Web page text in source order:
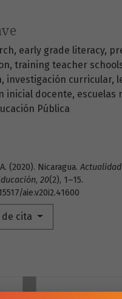
early grade literacy
training teacher
investigación curricular
inicial docente escuelas
Pública
(2020). Nicaragua.
, 20(2), 1–15.
aie.v20i2.41600
cita